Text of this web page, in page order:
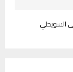
السويحلي